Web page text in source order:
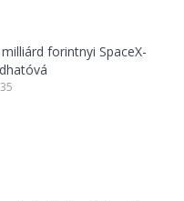
forintnyi SpaceX-